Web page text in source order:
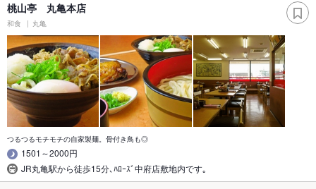
桃山亭 丸亀本店
和食 丸亀
つるつるモチモチの自家製麺。骨付き鳥も◎
1501～2000円
JR丸亀駅から徒歩15分､ﾊﾛｰｽﾞ中府店敷地内です｡